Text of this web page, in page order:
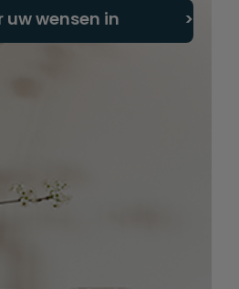
uw wensen in